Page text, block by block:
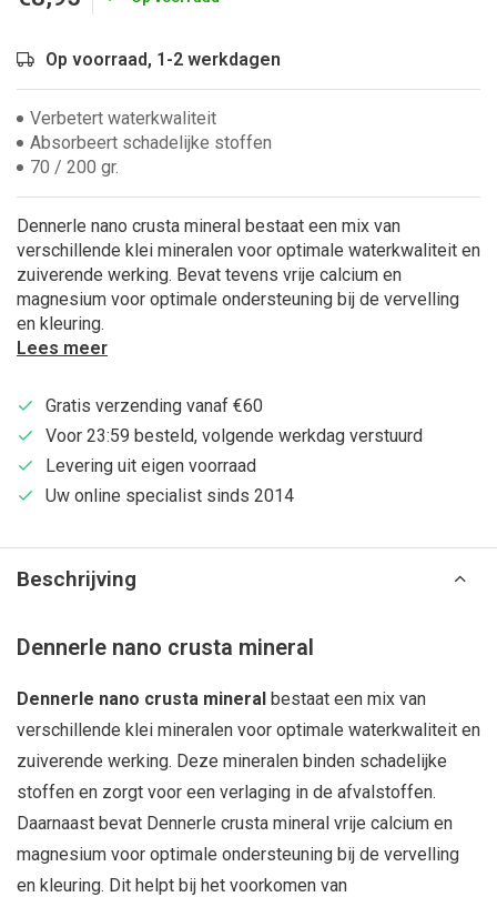
Op voorraad, 1-2 werkdagen
Verbetert waterkwaliteit
Absorbeert schadelijke stoffen
70 / 200 gr.
Dennerle nano crusta mineral bestaat een mix van
verschillende klei mineralen voor optimale waterkwaliteit en
zuiverende werking. Bevat tevens vrije calcium en
magnesium voor optimale ondersteuning bij de vervelling
en kleuring.
Lees meer
Gratis verzending vanaf €60
Voor 23:59 besteld, volgende werkdag verstuurd
Levering uit eigen voorraad
Uw online specialist sinds 2014
Beschrijving
Dennerle nano crusta mineral
Dennerle nano crusta mineral bestaat een mix van
verschillende klei mineralen voor optimale waterkwaliteit en
zuiverende werking. Deze mineralen binden schadelijke
stoffen en zorgt voor een verlaging in de afvalstoffen.
Daarnaast bevat Dennerle crusta mineral vrije calcium en
magnesium voor optimale ondersteuning bij de vervelling
en kleuring. Dit helpt bij het voorkomen van